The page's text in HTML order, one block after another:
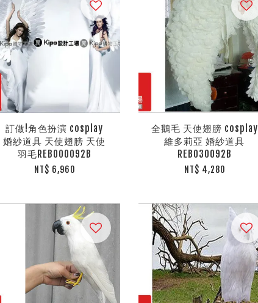
訂做!角色扮演 cosplay
婚紗道具 天使翅膀 天使
羽毛REB000092B
NT$ 6,960
全鵝毛 天使翅膀 cosplay
維多莉亞 婚紗道具
REB030092B
NT$ 4,280